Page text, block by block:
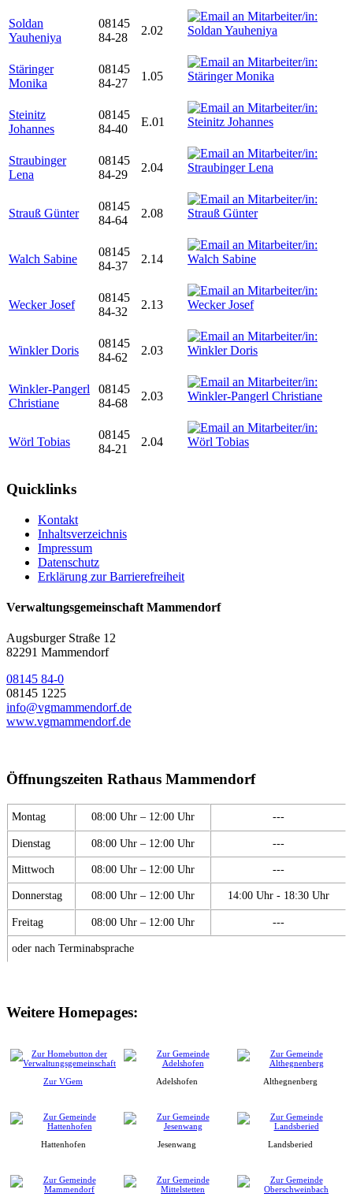
Soldan
Yauheniya
08145
84-28
2.02
Stäringer
Monika
08145
84-27
1.05
Steinitz
Johannes
08145
84-40
E.01
Straubinger
Lena
08145
84-29
2.04
Strauß Günter
08145
84-64
2.08
Walch Sabine
08145
84-37
2.14
Wecker Josef
08145
84-32
2.13
Winkler Doris
08145
84-62
2.03
Winkler-Pangerl
Christiane
08145
84-68
2.03
Wörl Tobias
08145
84-21
2.04
Quicklinks
Kontakt
Inhaltsverzeichnis
Impressum
Datenschutz
Erklärung zur Barrierefreiheit
Verwaltungsgemeinschaft Mammendorf
Augsburger Straße 12
82291 Mammendorf
08145 84-0
08145 1225
info@vgmammendorf.de
www.vgmammendorf.de
Öffnungszeiten Rathaus Mammendorf
Montag 08:00 Uhr – 12:00 Uhr ---
Dienstag 08:00 Uhr – 12:00 Uhr ---
Mittwoch 08:00 Uhr – 12:00 Uhr ---
Donnerstag 08:00 Uhr – 12:00 Uhr 14:00 Uhr - 18:30 Uhr
Freitag 08:00 Uhr – 12:00 Uhr ---
oder nach Terminabsprache
Weitere Homepages:
Zur VGem Adelshofen Althegnenberg
Hattenhofen Jesenwang Landsberied